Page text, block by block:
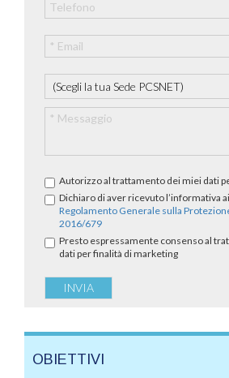
Autorizzo al trattamento dei miei dati
Dichiaro di aver ricevuto l’informativa
Regolamento Generale sulla
2016/679
Presto espressamente consenso al
dati per finalità di marketing
OBIETTIVI